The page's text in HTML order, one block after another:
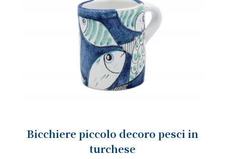
Bicchiere piccolo decoro pesci in
turchese